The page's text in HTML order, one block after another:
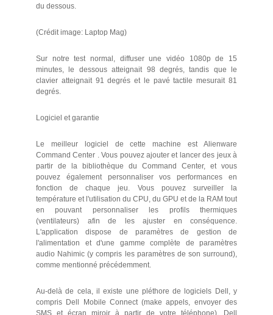
du dessous.
(Crédit image: Laptop Mag)
Sur notre test normal, diffuser une vidéo 1080p de 15
minutes, le dessous atteignait 98 degrés, tandis que le
clavier atteignait 91 degrés et le pavé tactile mesurait 81
degrés.
Logiciel et garantie
Le meilleur logiciel de cette machine est Alienware
Command Center . Vous pouvez ajouter et lancer des jeux à
partir de la bibliothèque du Command Center, et vous
pouvez également personnaliser vos performances en
fonction de chaque jeu. Vous pouvez surveiller la
température et l'utilisation du CPU, du GPU et de la RAM tout
en pouvant personnaliser les profils thermiques
(ventilateurs) afin de les ajuster en conséquence.
L'application dispose de paramètres de gestion de
l'alimentation et d'une gamme complète de paramètres
audio Nahimic (y compris les paramètres de son surround),
comme mentionné précédemment.
Au-delà de cela, il existe une pléthore de logiciels Dell, y
compris Dell Mobile Connect (make appels, envoyer des
SMS et écran miroir à partir de votre téléphone), Dell